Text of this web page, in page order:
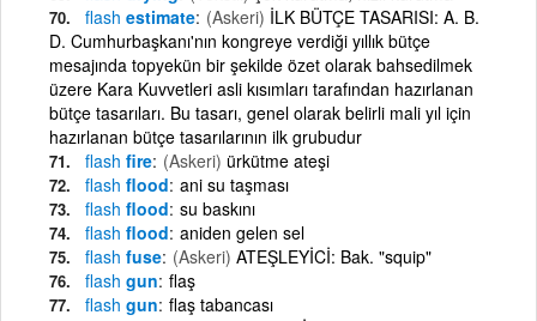
flash estimate (Askeri) İLK BÜTÇE TASARISI: A. B.
D. Cumhurbaşkanı'nın kongreye verdiği yıllık bütçe
mesajında topyekün bir şekilde özet olarak bahsedilmek
üzere Kara Kuvvetleri asli kısımları tarafından hazırlanan
bütçe tasarıları. Bu tasarı, genel olarak belirli mali yıl için
hazırlanan bütçe tasarılarının ilk grubudur
flash fire (Askeri) ürkütme ateşi
flash flood ani su taşması
flash flood su baskını
flash flood aniden gelen sel
flash fuse (Askeri) ATEŞLEYİCİ: Bak. "squip"
flash gun flaş
flash gun flaş tabancası